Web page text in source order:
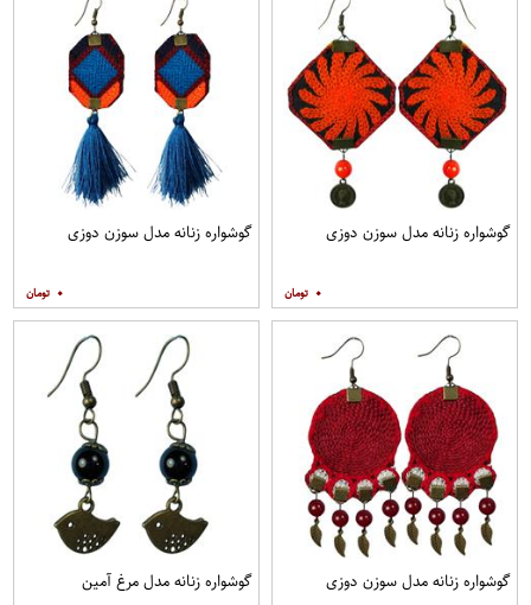
گوشواره زنانه مدل سوزن دوزی
۰
گوشواره زنانه مدل سوزن دوزی
۰
گوشواره زنانه مدل سوزن دوزی گوشواره زنانه مدل مرغ آمین